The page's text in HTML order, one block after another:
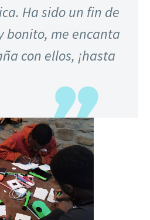
Ha sido un fin de
bonito, me encanta
con ellos, ¡hasta